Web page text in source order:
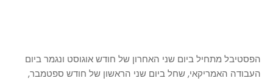
הפסטיבל מתחיל ביום שני האחרון של חודש אוגוסט ונגמר ביום
העבודה האמריקאי, שחל ביום שני הראשון של חודש ספטמבר,